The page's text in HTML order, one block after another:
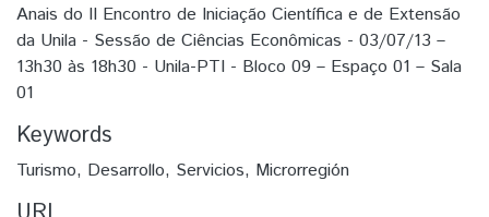
Anais do II Encontro de Iniciação Científica e de Extensão
da Unila - Sessão de Ciências Econômicas - 03/07/13 –
13h30 às 18h30 - Unila-PTI - Bloco 09 – Espaço 01 – Sala
01
Keywords
Turismo, Desarrollo, Servicios, Microrregión